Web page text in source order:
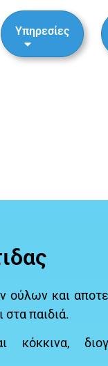
Υπηρεσίες
ούλων και
παιδιά.
κόκκινα,